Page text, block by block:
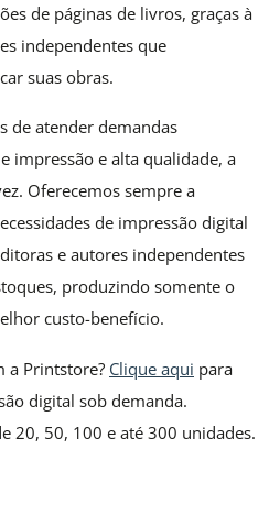
de páginas de livros, graças à
independentes que
suas obras.
de atender demandas
impressão e alta qualidade, a
Oferecemos sempre a
de impressão digital
e autores independentes
produzindo somente o
custo-benefício.
a Printstore? Clique aqui para
digital sob demanda.
20, 50, 100 e até 300 unidades.